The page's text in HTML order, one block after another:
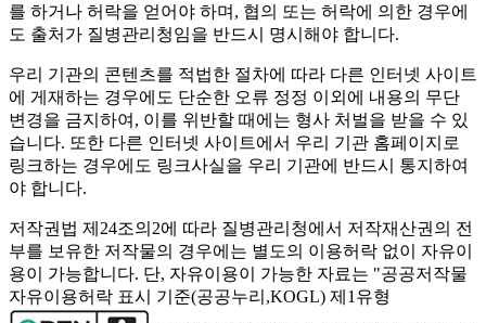
를 하거나 허락을 얻어야 하며, 협의 또는 허락에 의한 경우에
도 출처가 질병관리청임을 반드시 명시해야 합니다.
우리 기관의 콘텐츠를 적법한 절차에 따라 다른 인터넷 사이트
에 게재하는 경우에도 단순한 오류 정정 이외에 내용의 무단
변경을 금지하여, 이를 위반할 때에는 형사 처벌을 받을 수 있
습니다. 또한 다른 인터넷 사이트에서 우리 기관 홈페이지로
링크하는 경우에도 링크사실을 우리 기관에 반드시 통지하여
야 합니다.
저작권법 제24조의2에 따라 질병관리청에서 저작재산권의 전
부를 보유한 저작물의 경우에는 별도의 이용허락 없이 자유이
용이 가능합니다. 단, 자유이용이 가능한 자료는 "공공저작물
자유이용허락 표시 기준(공공누리,KOGL) 제1유형